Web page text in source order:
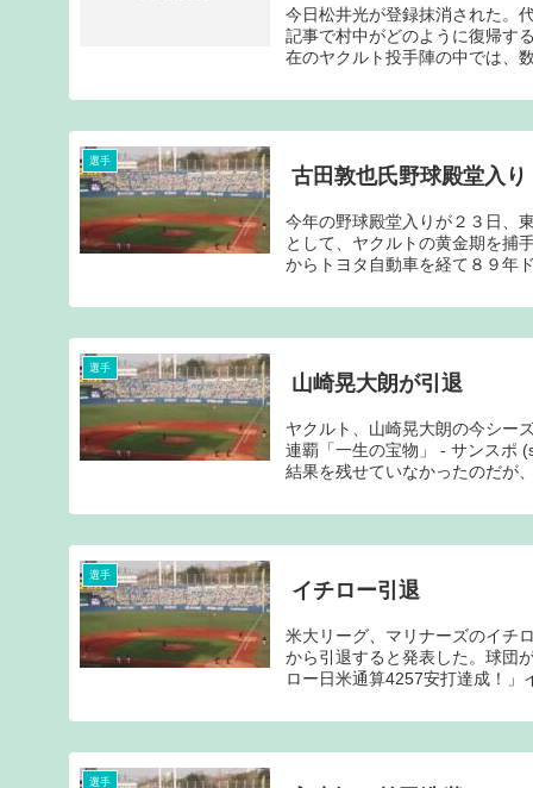
今日松井光が登録抹消された。
記事で村中がどのように復帰す
在のヤクルト投手陣の中では、
選手
古田敦也氏野球殿堂入り
今年の野球殿堂入りが２３日、
として、ヤクルトの黄金期を捕
からトヨタ自動車を経て８９年
選手
山崎晃大朗が引退
ヤクルト、山崎晃大朗の今シー
連覇「一生の宝物」 - サンスポ
結果を残せていなかったのだが
選手
イチロー引退
米大リーグ、マリナーズのイチ
から引退すると発表した。球団
ロー日米通算4257安打達成！」
選手